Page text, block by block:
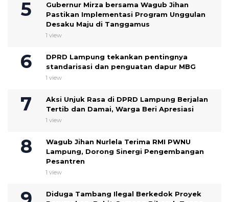
Gubernur Mirza bersama Wagub Jihan
Pastikan Implementasi Program Unggulan
Desaku Maju di Tanggamus
1 view
DPRD Lampung tekankan pentingnya
standarisasi dan penguatan dapur MBG
1 view
Aksi Unjuk Rasa di DPRD Lampung Berjalan
Tertib dan Damai, Warga Beri Apresiasi
1 view
Wagub Jihan Nurlela Terima RMI PWNU
Lampung, Dorong Sinergi Pengembangan
Pesantren
1 view
Diduga Tambang Ilegal Berkedok Proyek